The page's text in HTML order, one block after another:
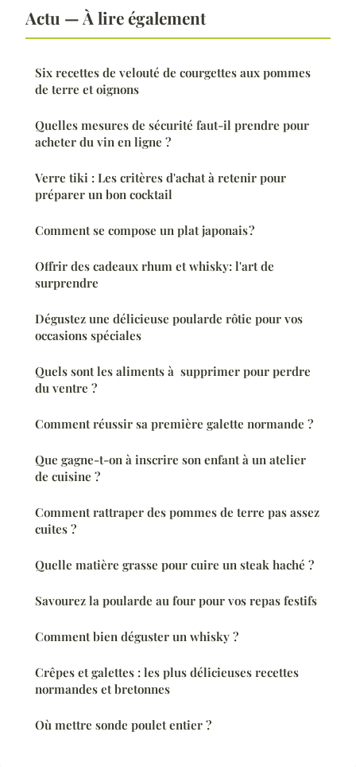
Actu — À lire également
Six recettes de velouté de courgettes aux pommes
de terre et oignons
Quelles mesures de sécurité faut-il prendre pour
acheter du vin en ligne ?
Verre tiki : Les critères d'achat à retenir pour
préparer un bon cocktail
Comment se compose un plat japonais ?
Offrir des cadeaux rhum et whisky: l'art de
surprendre
Dégustez une délicieuse poularde rôtie pour vos
occasions spéciales
Quels sont les aliments à supprimer pour perdre
du ventre ?
Comment réussir sa première galette normande ?
Que gagne-t-on à inscrire son enfant à un atelier
de cuisine ?
Comment rattraper des pommes de terre pas assez
cuites ?
Quelle matière grasse pour cuire un steak haché ?
Savourez la poularde au four pour vos repas festifs
Comment bien déguster un whisky ?
Crêpes et galettes : les plus délicieuses recettes
normandes et bretonnes
Où mettre sonde poulet entier ?